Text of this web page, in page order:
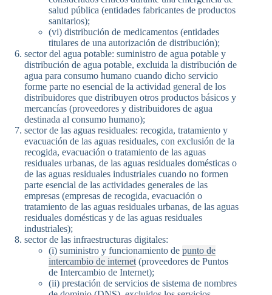
salud pública (entidades fabricantes de productos
sanitarios);
(vi) distribución de medicamentos (entidades
titulares de una autorización de distribución);
sector del agua potable: suministro de agua potable y
distribución de agua potable, excluida la distribución de
agua para consumo humano cuando dicho servicio
forme parte no esencial de la actividad general de los
distribuidores que distribuyen otros productos básicos y
mercancías (proveedores y distribuidores de agua
destinada al consumo humano);
sector de las aguas residuales: recogida, tratamiento y
evacuación de las aguas residuales, con exclusión de la
recogida, evacuación o tratamiento de las aguas
residuales urbanas, de las aguas residuales domésticas o
de las aguas residuales industriales cuando no formen
parte esencial de las actividades generales de las
empresas (empresas de recogida, evacuación o
tratamiento de las aguas residuales urbanas, de las aguas
residuales domésticas y de las aguas residuales
industriales);
sector de las infraestructuras digitales:
(i) suministro y funcionamiento de punto de
intercambio de internet (proveedores de Puntos
de Intercambio de Internet);
(ii) prestación de servicios de sistema de nombres